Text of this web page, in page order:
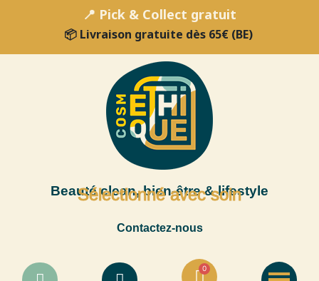
📍 Pick & Collect gratuit
📦 Livraison gratuite dès 65€ (BE)
Beauté clean, bien-être & lifestyle
Sélectionné avec soin
Contactez-nous